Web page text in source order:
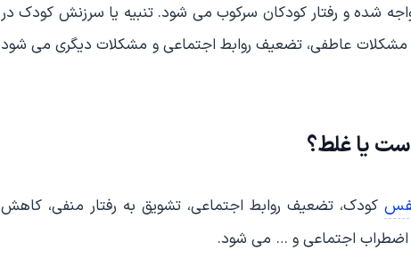
شده و رفتار کودکان سرکوب می شود. تنبیه یا سرزنش کودک در
عاطفی، تضعیف روابط اجتماعی و مشکلات دیگری می شود
یا غلط؟
کودک، تضعیف روابط اجتماعی، تشویق به رفتار منفی، کاهش
اضطراب اجتماعی و … می شود.